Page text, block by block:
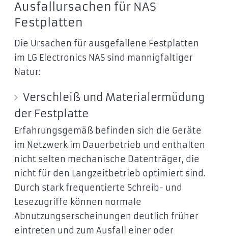
Ausfallursachen für NAS
Festplatten
Die Ursachen für ausgefallene Festplatten
im LG Electronics NAS sind mannigfaltiger
Natur:
Verschleiß und Materialermüdung
der Festplatte
Erfahrungsgemäß befinden sich die Geräte
im Netzwerk im Dauerbetrieb und enthalten
nicht selten mechanische Datenträger, die
nicht für den Langzeitbetrieb optimiert sind.
Durch stark frequentierte Schreib- und
Lesezugriffe können normale
Abnutzungserscheinungen deutlich früher
eintreten und zum Ausfall einer oder